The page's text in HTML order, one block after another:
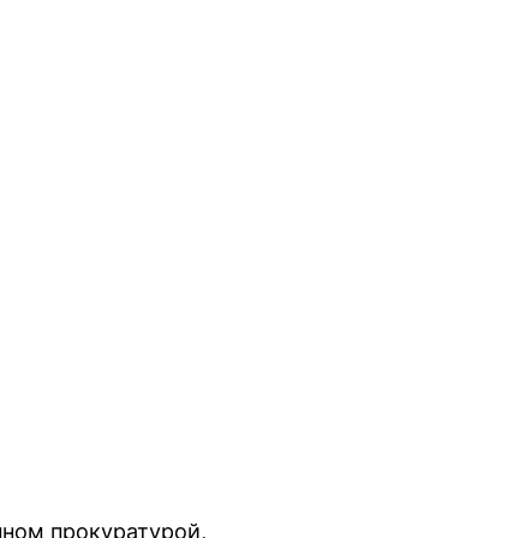
прокуратурой,